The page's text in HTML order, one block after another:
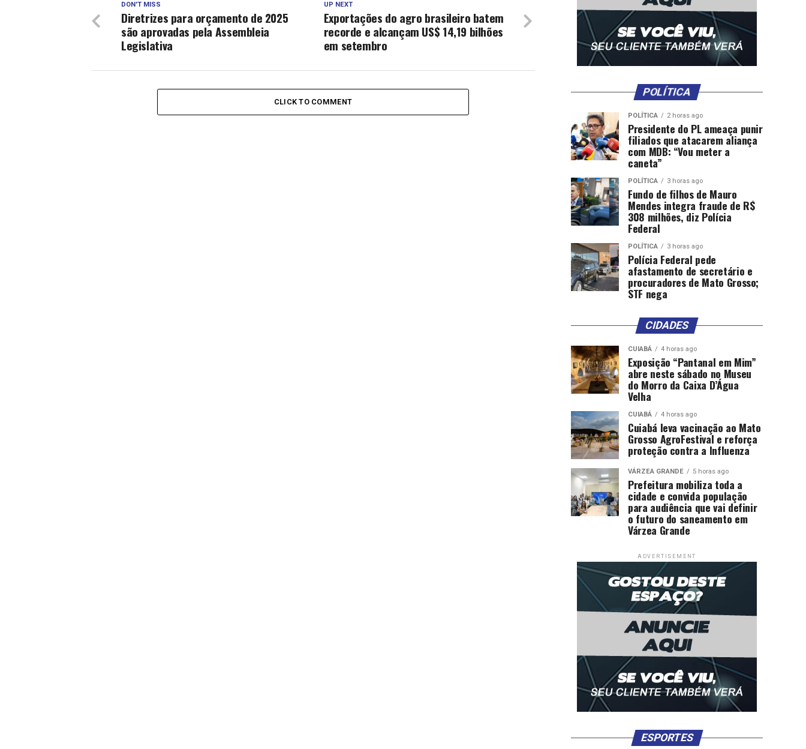
UP NEXT
Exportações do agro brasileiro batem
recorde e alcançam US$ 14,19 bilhões
em setembro
DON'T MISS
Diretrizes para orçamento de 2025
são aprovadas pela Assembleia
Legislativa
CLICK TO COMMENT
POLÍTICA
POLÍTICA 2 horas ago
Presidente do PL ameaça punir
filiados que atacarem aliança
com MDB: “Vou meter a
caneta”
POLÍTICA 3 horas ago
Fundo de filhos de Mauro
Mendes integra fraude de R$
308 milhões, diz Polícia
Federal
POLÍTICA 3 horas ago
Polícia Federal pede
afastamento de secretário e
procuradores de Mato Grosso;
STF nega
CIDADES
CUIABÁ 4 horas ago
Exposição “Pantanal em Mim”
abre neste sábado no Museu
do Morro da Caixa D’Água
Velha
CUIABÁ 4 horas ago
Cuiabá leva vacinação ao Mato
Grosso AgroFestival e reforça
proteção contra a Influenza
VÁRZEA GRANDE 5 horas ago
Prefeitura mobiliza toda a
cidade e convida população
para audiência que vai definir
o futuro do saneamento em
Várzea Grande
ADVERTISEMENT
ESPORTES